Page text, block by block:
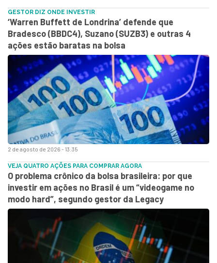
2 de agosto de 2026 - 13:35
GESTOR DIZ ONDE INVESTIR
‘Warren Buffett de Londrina’ defende que
Bradesco (BBDC4), Suzano (SUZB3) e outras 4
ações estão baratas na bolsa
VEJA QUATRO AÇÕES PARA COMPRAR AGORA
O problema crônico da bolsa brasileira: por que
investir em ações no Brasil é um “videogame no
modo hard”, segundo gestor da Legacy